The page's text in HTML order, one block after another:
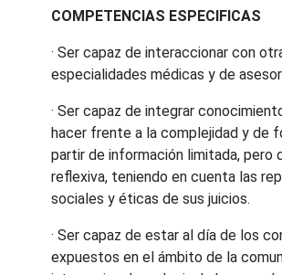
COMPETENCIAS ESPECIFICAS
· Ser capaz de interaccionar con
especialidades médicas y de
· Ser capaz de integrar
hacer frente a la complejidad y de
partir de información limitada, pero
reflexiva, teniendo en cuenta las
sociales y éticas de sus juicios.
· Ser capaz de estar al día de los
expuestos en el ámbito de la